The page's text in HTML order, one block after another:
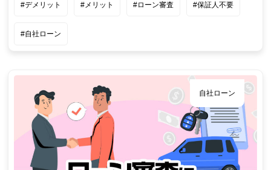
#デメリット #メリット #ローン審査 #保証人不要
#自社ローン
自社ローン